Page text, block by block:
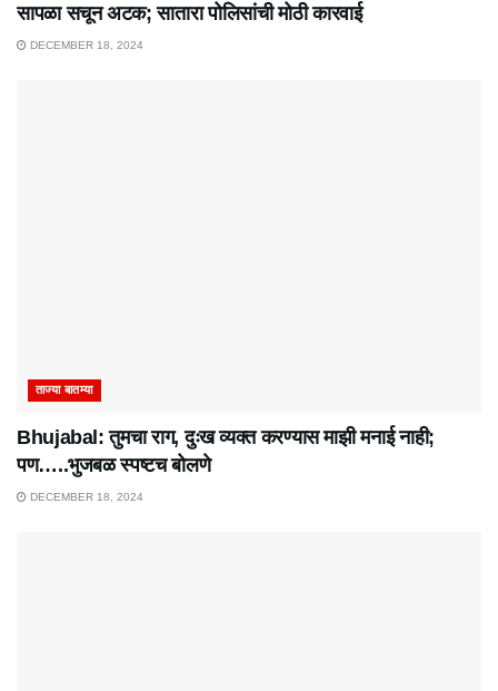
सापळा सचून अटक; सातारा पोलिसांची मोठी कारवाई
DECEMBER 18, 2024
ताज्या बातम्या
Bhujabal: तुमचा राग, दुःख व्यक्त करण्यास माझी मनाई नाही;
पण…..भुजबळ स्पष्टच बोलणे
DECEMBER 18, 2024